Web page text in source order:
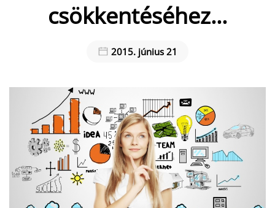
csökkentéséhez...
2015. június 21